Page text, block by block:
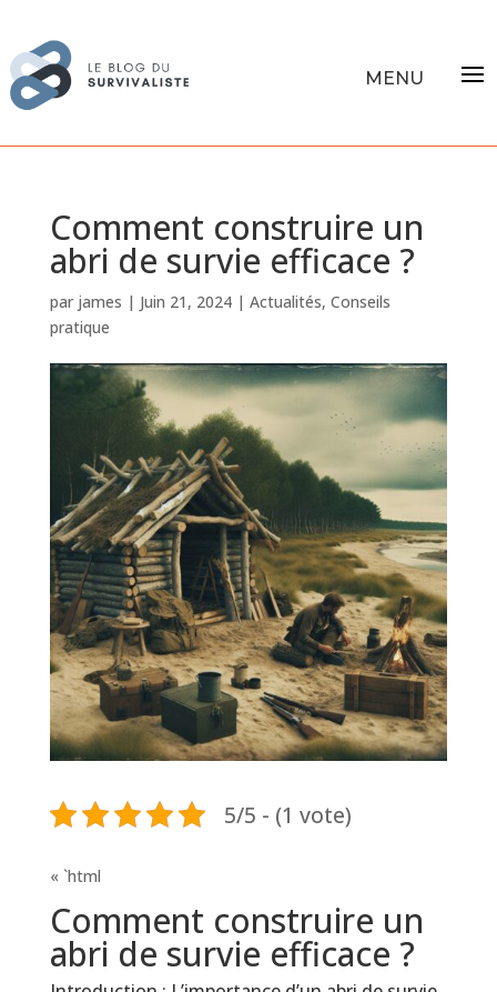
Comment construire un
abri de survie efficace ?
par james | Juin 21, 2024| Actualités, Conseils
pratique
5/5 - (1 vote)
« `html
Comment construire un
abri de survie efficace ?